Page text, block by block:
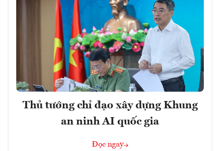
Thủ tướng chỉ đạo xây dựng Khung
an ninh AI quốc gia
Đọc ngay